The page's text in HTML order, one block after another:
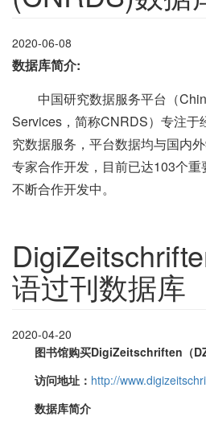
2020-06-08
数据库简介:
中国研究数据服务平台（
Services，简称CNRDS）专注于
究数据服务，平台数据均与国内
专家合作开发，目前已达103个
不断合作开发中。
语过刊数据库
2020-04-20
图书馆购买DigiZeitschriften（
访问地址： http://
数据库简介